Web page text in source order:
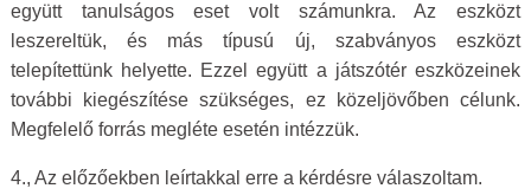
együtt tanulságos eset volt számunkra. Az eszközt
leszereltük, és más típusú új, szabványos eszközt
telepítettünk helyette. Ezzel együtt a játszótér eszközeinek
további kiegészítése szükséges, ez közeljövőben célunk.
Megfelelő forrás megléte esetén intézzük.
4., Az előzőekben leírtakkal erre a kérdésre válaszoltam.